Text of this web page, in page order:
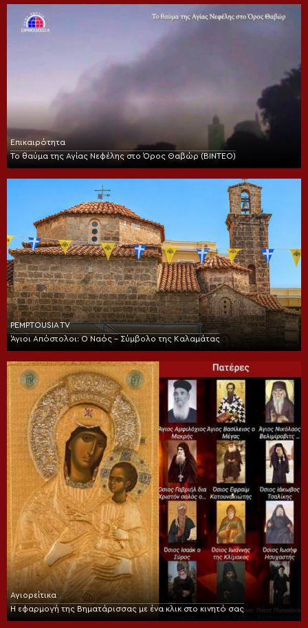
Επικαιρότητα
Το θαύμα της Αγίας Νεφέλης στο Όρος Θαβώρ (ΒΙΝΤΕΟ)
PEMPTOUSIA TV
Άγιοι Απόστολοι: Ο Ναός – Σύμβολο της Καλαμάτας
Αγιορείτικα
Η εφαρμογή της Βηματάρισσας με ένα κλικ στο κινητό σας